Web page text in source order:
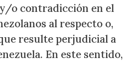
o contradicción en el
al respecto o,
resulte perjudicial a
En este sentido,